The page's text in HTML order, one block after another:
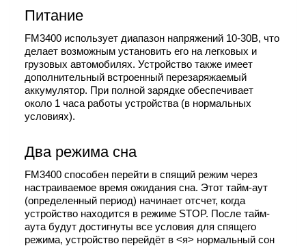
Питание
FM3400 использует диапазон напряжений 10-30В, что
делает возможным установить его на легковых и
грузовых автомобилях. Устройство также имеет
дополнительный встроенный перезаряжаемый
аккумулятор. При полной зарядке обеспечивает
около 1 часа работы устройства (в нормальных
условиях).
Два режима сна
FM3400 способен перейти в спящий режим через
настраиваемое время ожидания сна. Этот тайм-аут
(определенный период) начинает отсчет, когда
устройство находится в режиме STOP. После тайм-
аута будут достигнуты все условия для спящего
режима, устройство перейдёт в <я> нормальный сон